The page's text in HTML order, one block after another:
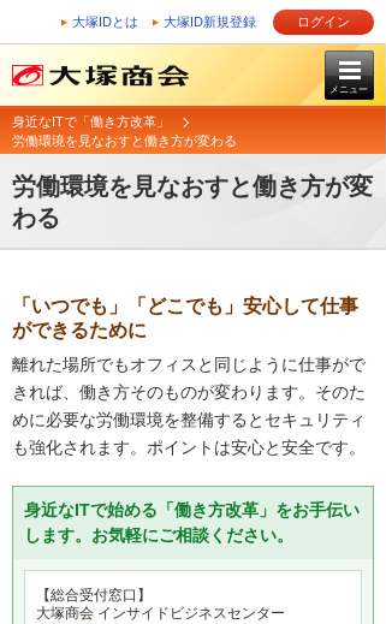
大塚IDとは 大塚ID新規登録 ログイン
メニュー
身近なITで「働き方改革」
労働環境を見なおすと働き方が変わる
労働環境を見なおすと働き方が変
わる
「いつでも」「どこでも」安心して仕事
ができるために
離れた場所でもオフィスと同じように仕事がで
きれば、働き方そのものが変わります。そのた
めに必要な労働環境を整備するとセキュリティ
も強化されます。ポイントは安心と安全です。
身近なITで始める「働き方改革」をお手伝い
します。お気軽にご相談ください。
【総合受付窓口】
大塚商会 インサイドビジネスセンター